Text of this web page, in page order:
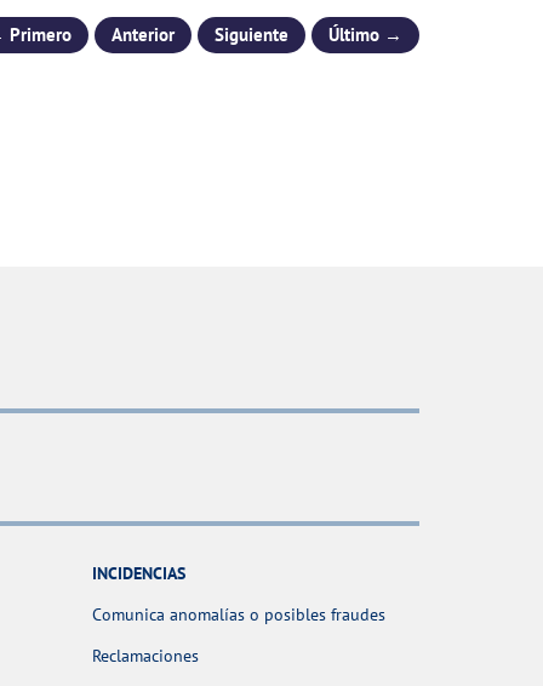
Anterior Siguiente Último →
INCIDENCIAS
Comunica anomalías o posibles fraudes
Reclamaciones